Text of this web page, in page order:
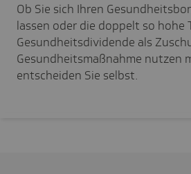
Ob Sie sich Ihren
lassen oder die doppelt so hohe
Gesundheitsdividende als
Gesundheitsmaßnahme nutzen
entscheiden Sie selbst.